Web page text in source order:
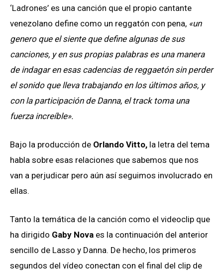
‘Ladrones’ es una canción que el propio cantante
venezolano define como un reggatón con pena, «un
genero que el siente que define algunas de sus
canciones, y en sus propias palabras es una manera
de indagar en esas cadencias de reggaetón sin perder
el sonido que lleva trabajando en los últimos años, y
con la participación de Danna, el track toma una
fuerza increíble».
Bajo la producción de Orlando Vitto, la letra del tema
habla sobre esas relaciones que sabemos que nos
van a perjudicar pero aún así seguimos involucrado en
ellas.
Tanto la temática de la canción como el videoclip que
ha dirigido Gaby Nova es la continuación del anterior
sencillo de Lasso y Danna. De hecho, los primeros
segundos del vídeo conectan con el final del clip de